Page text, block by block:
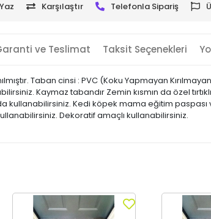
Karşılaştır Telefonla Sipariş
ve Teslimat Taksit Seçenekleri
Taban cinsi : PVC (Koku Yapmayan
Kaymaz tabandır Zemin kısmın da özel
Kedi köpek mama eğitim paspası
Dekoratif amaçlı kullanabilirsiniz.